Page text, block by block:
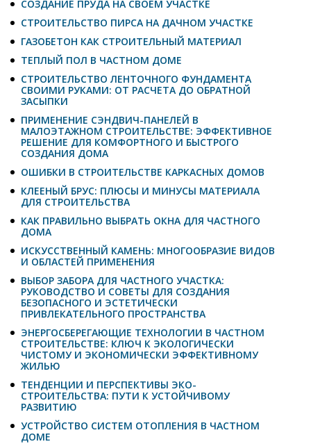
СОЗДАНИЕ ПРУДА НА СВОЕМ УЧАСТКЕ
СТРОИТЕЛЬСТВО ПИРСА НА ДАЧНОМ УЧАСТКЕ
ГАЗОБЕТОН КАК СТРОИТЕЛЬНЫЙ МАТЕРИАЛ
ТЕПЛЫЙ ПОЛ В ЧАСТНОМ ДОМЕ
СТРОИТЕЛЬСТВО ЛЕНТОЧНОГО ФУНДАМЕНТА
СВОИМИ РУКАМИ: ОТ РАСЧЕТА ДО ОБРАТНОЙ
ЗАСЫПКИ
ПРИМЕНЕНИЕ СЭНДВИЧ-ПАНЕЛЕЙ В
МАЛОЭТАЖНОМ СТРОИТЕЛЬСТВЕ: ЭФФЕКТИВНОЕ
РЕШЕНИЕ ДЛЯ КОМФОРТНОГО И БЫСТРОГО
СОЗДАНИЯ ДОМА
ОШИБКИ В СТРОИТЕЛЬСТВЕ КАРКАСНЫХ ДОМОВ
КЛЕЕНЫЙ БРУС: ПЛЮСЫ И МИНУСЫ МАТЕРИАЛА
ДЛЯ СТРОИТЕЛЬСТВА
КАК ПРАВИЛЬНО ВЫБРАТЬ ОКНА ДЛЯ ЧАСТНОГО
ДОМА
ИСКУССТВЕННЫЙ КАМЕНЬ: МНОГООБРАЗИЕ ВИДОВ
И ОБЛАСТЕЙ ПРИМЕНЕНИЯ
ВЫБОР ЗАБОРА ДЛЯ ЧАСТНОГО УЧАСТКА:
РУКОВОДСТВО И СОВЕТЫ ДЛЯ СОЗДАНИЯ
БЕЗОПАСНОГО И ЭСТЕТИЧЕСКИ
ПРИВЛЕКАТЕЛЬНОГО ПРОСТРАНСТВА
ЭНЕРГОСБЕРЕГАЮЩИЕ ТЕХНОЛОГИИ В ЧАСТНОМ
СТРОИТЕЛЬСТВЕ: КЛЮЧ К ЭКОЛОГИЧЕСКИ
ЧИСТОМУ И ЭКОНОМИЧЕСКИ ЭФФЕКТИВНОМУ
ЖИЛЬЮ
ТЕНДЕНЦИИ И ПЕРСПЕКТИВЫ ЭКО-
СТРОИТЕЛЬСТВА: ПУТИ К УСТОЙЧИВОМУ
РАЗВИТИЮ
УСТРОЙСТВО СИСТЕМ ОТОПЛЕНИЯ В ЧАСТНОМ
ДОМЕ